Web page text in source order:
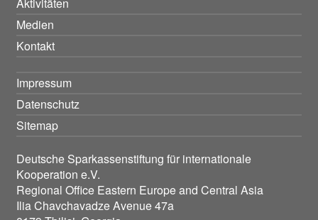
Medien
Kontakt
Impressum
Datenschutz
Sitemap
Deutsche Sparkassenstiftung für internationale
Kooperation e.V.
Regional Office Eastern Europe and Central Asia
Ilia Chavchavadze Avenue 47a